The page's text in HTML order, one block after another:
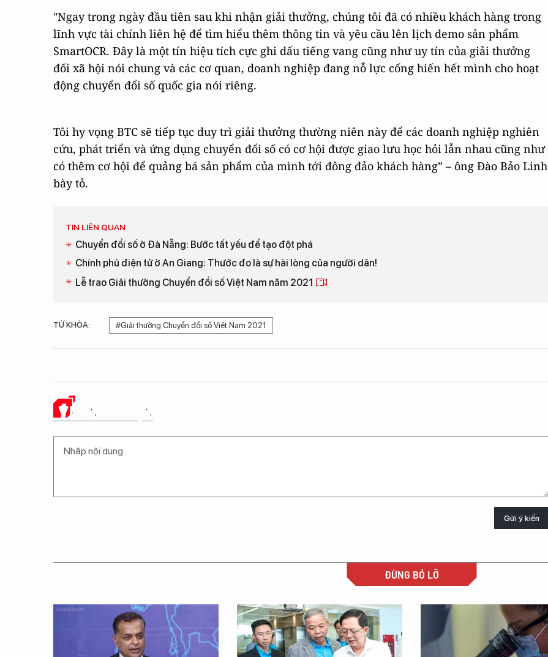
"Ngay trong ngày đầu tiên sau khi nhận giải thưởng, chúng tôi đã có nhiều khách hàng trong
lĩnh vực tài chính liên hệ để tìm hiểu thêm thông tin và yêu cầu lên lịch demo sản phẩm
SmartOCR. Đây là một tín hiệu tích cực ghi dấu tiếng vang cũng như uy tín của giải thưởng
đối xã hội nói chung và các cơ quan, doanh nghiệp đang nỗ lực cống hiến hết mình cho hoạt
động chuyển đổi số quốc gia nói riêng.
Tôi hy vọng BTC sẽ tiếp tục duy trì giải thưởng thường niên này để các doanh nghiệp nghiên
cứu, phát triển và ứng dụng chuyển đổi số có cơ hội được giao lưu học hỏi lẫn nhau cũng như
có thêm cơ hội để quảng bá sản phẩm của mình tới đông đảo khách hàng” – ông Đào Bảo Linh
bày tỏ.
TIN LIÊN QUAN
Chuyển đổi số ở Đà Nẵng: Bước tất yếu để tạo đột phá
Chính phủ điện tử ở An Giang: Thước đo là sự hài lòng của người dân!
Lễ trao Giải thưởng Chuyển đổi số Việt Nam năm 2021
TỪ KHÓA: #Giải thưởng Chuyển đổi số Việt Nam 2021
Ý KIẾN CỦA BẠN
Gửi ý kiến
ĐỪNG BỎ LỠ